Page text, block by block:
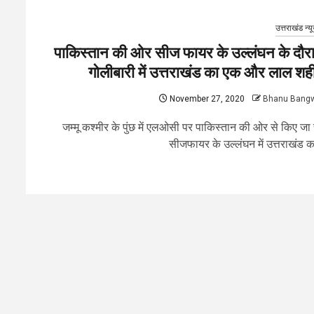
उत्तराखंड
पाकिस्तान की ओर सीज फायर के उल्लंघन के
गोलीबारी में उत्तराखंड का एक और लाल
November 27, 2020 Bhanu
जम्मू कश्मीर के पुंछ में एलओसी पर पाकिस्तान की ओर से किए जा
सीजफायर के उल्लंघन में उत्तराखंड